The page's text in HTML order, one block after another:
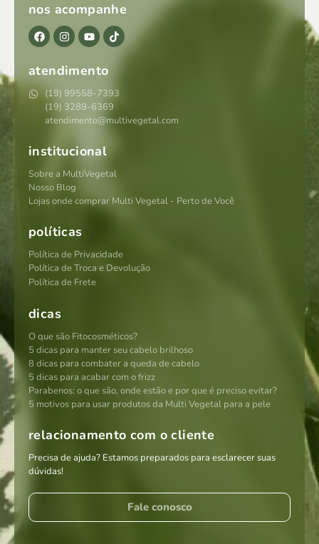
nos acompanhe
atendimento
(19) 99558-7393
(19) 3289-6369
atendimento@multivegetal.com
institucional
Sobre a MultiVegetal
Nosso Blog
Lojas onde comprar Multi Vegetal - Perto de Você
políticas
Política de Privacidade
Política de Troca e Devolução
Política de Frete
dicas
O que são Fitocosméticos?
5 dicas para manter seu cabelo brilhoso
8 dicas para combater a queda de cabelo
5 dicas para acabar com o frizz
Parabenos: o que são, onde estão e por que é preciso evitar?
5 motivos para usar produtos da Multi Vegetal para a pele
relacionamento com o cliente
Precisa de ajuda? Estamos preparados para esclarecer suas
dúvidas!
Fale conosco